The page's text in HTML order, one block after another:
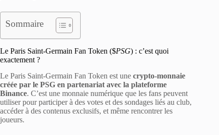
Sommaire
Le Paris Saint-Germain Fan Token ($PSG) : c’est quoi
exactement ?
Le Paris Saint-Germain Fan Token est une crypto-monnaie
créée par le PSG en partenariat avec la plateforme
Binance. C’est une monnaie numérique que les fans peuvent
utiliser pour participer à des votes et des sondages liés au club,
accéder à des contenus exclusifs, et même rencontrer les
joueurs.